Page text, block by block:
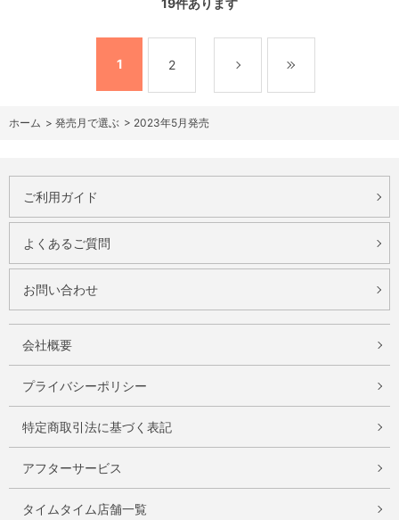
19件あります
1 2
ホーム > 発売月で選ぶ > 2023年5月発売
ご利用ガイド
よくあるご質問
お問い合わせ
会社概要
プライバシーポリシー
特定商取引法に基づく表記
アフターサービス
タイムタイム店舗一覧